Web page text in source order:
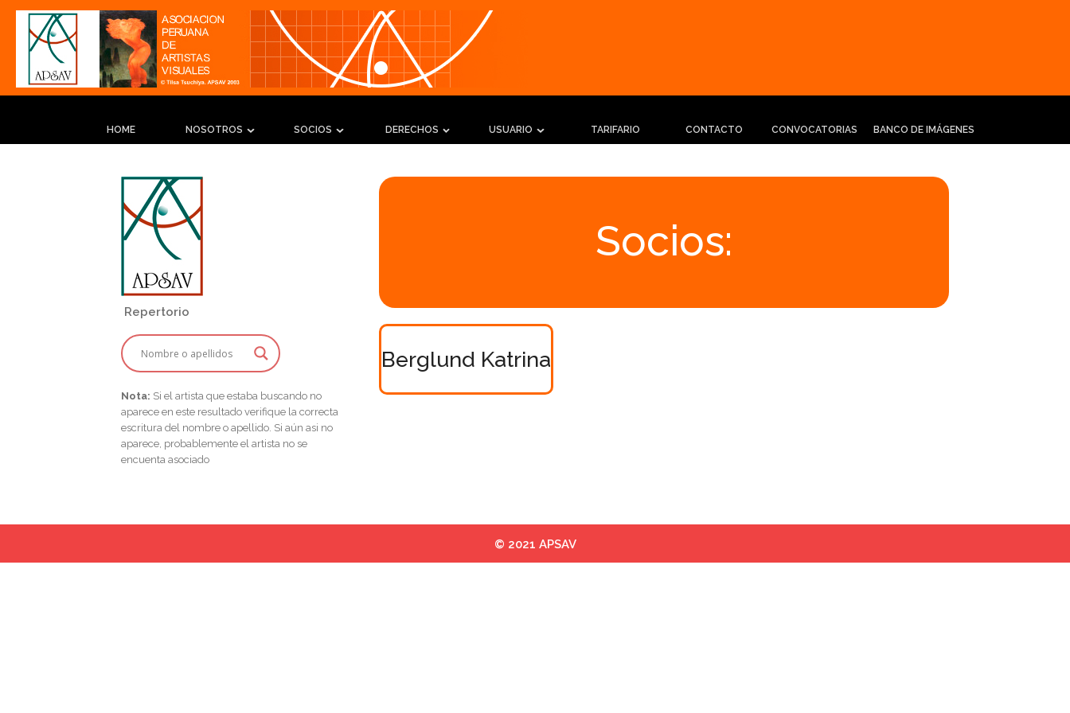
HOME NOSOTROS SOCIOS DERECHOS USUARIO TARIFARIO CONTACTO CONVOCATORIAS BANCO DE IMÁGENES
Repertorio
Nota: Si el artista que estaba buscando no
aparece en este resultado verifique la correcta
escritura del nombre o apellido. Si aún asi no
aparece, probablemente el artista no se
encuenta asociado
Socios:
Berglund Katrina
© 2021 APSAV